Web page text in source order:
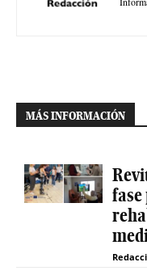
MÁS INFORMACIÓN
fase